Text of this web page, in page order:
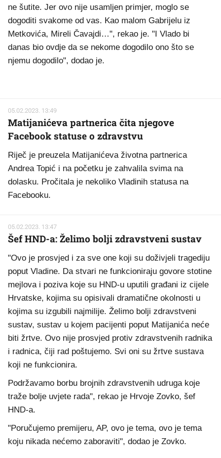
ne šutite. Jer ovo nije usamljen primjer, moglo se
dogoditi svakome od vas. Kao malom Gabrijelu iz
Metkovića, Mireli Čavajdi…", rekao je. "I Vlado bi
danas bio ovdje da se nekome dogodilo ono što se
njemu dogodilo", dodao je.
05.02.2023. 13:49
Matijanićeva partnerica čita njegove
Facebook statuse o zdravstvu
Riječ je preuzela Matijanićeva životna partnerica
Andrea Topić i na početku je zahvalila svima na
dolasku. Pročitala je nekoliko Vladinih statusa na
Facebooku.
05.02.2023. 13:47
Šef HND-a: Želimo bolji zdravstveni sustav
"Ovo je prosvjed i za sve one koji su doživjeli tragediju
poput Vladine. Da stvari ne funkcioniraju govore stotine
mejlova i poziva koje su HND-u uputili građani iz cijele
Hrvatske, kojima su opisivali dramatične okolnosti u
kojima su izgubili najmilije. Želimo bolji zdravstveni
sustav, sustav u kojem pacijenti poput Matijanića neće
biti žrtve. Ovo nije prosvjed protiv zdravstvenih radnika
i radnica, čiji rad poštujemo. Svi oni su žrtve sustava
koji ne funkcionira.
Podržavamo borbu brojnih zdravstvenih udruga koje
traže bolje uvjete rada", rekao je Hrvoje Zovko, šef
HND-a.
"Poručujemo premijeru, AP, ovo je tema, ovo je tema
koju nikada nećemo zaboraviti", dodao je Zovko.